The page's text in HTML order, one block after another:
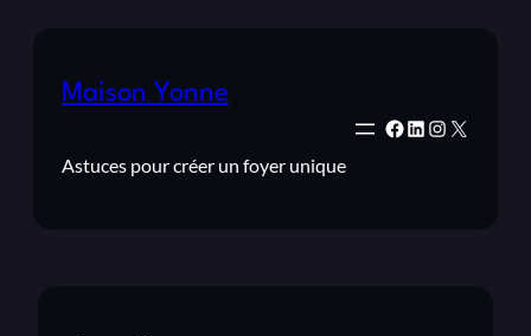
Maison Yonne
Astuces pour créer un foyer unique
Facebook
LinkedIn
Instagram
X